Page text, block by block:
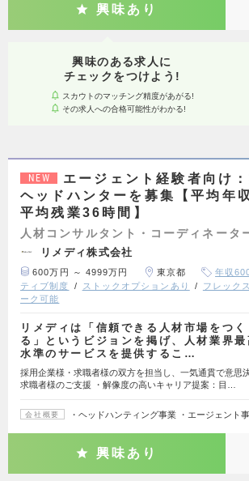
興味あり
興味のある求人に
チェックをつけよう!
スカウトのマッチング精度があがる!
その求人への合格可能性がわかる!
NEW
エージェント経験者向け
ヘッドハンターを募集【平均年
平均残業36時間】
人材コンサルタント・コーディネータ
リメディ株式会社
600万円 ～ 4999万円 東京都 年収
ティブ制度
ストックオプションあり フレック
ーク可能
リメディは「信頼できる人材市場をつく
る」というビジョンを掲げ、人材業界最
水準のサービスを提供するこ…
採用企業様・求職者様の双方を担当し、一気通貫で意思
求職者様のご支援 ・解像度の高いキャリア提案：目…
会社概要 ・ヘッドハンティング事業 ・エージェント
興味あり